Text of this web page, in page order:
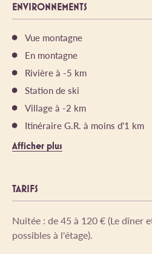
ENVIRONNEMENTS
Vue montagne
En montagne
Rivière à -5 km
Station de ski
Village à -2 km
Itinéraire G.R. à moins d'1 km
Afficher plus
TARIFS
Nuitée : de 45 à 120 € (Le dîner
possibles à l'étage).